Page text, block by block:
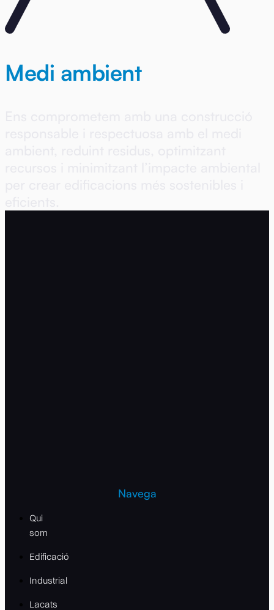
Medi ambient
Navega
Qui
som
Edificació
Industrial
Lacats